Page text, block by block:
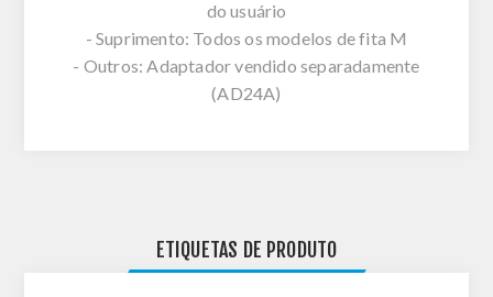
do usuário
- Suprimento: Todos os modelos de fita M
- Outros: Adaptador vendido separadamente
(AD24A)
ETIQUETAS DE PRODUTO